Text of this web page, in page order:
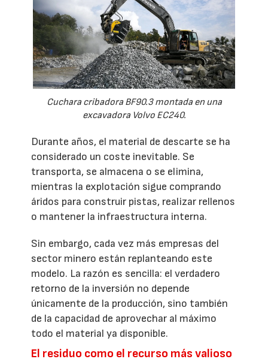
Cuchara cribadora BF90.3 montada en una
excavadora Volvo EC240.
Durante años, el material de descarte se ha
considerado un coste inevitable. Se
transporta, se almacena o se elimina,
mientras la explotación sigue comprando
áridos para construir pistas, realizar rellenos
o mantener la infraestructura interna.
Sin embargo, cada vez más empresas del
sector minero están replanteando este
modelo. La razón es sencilla: el verdadero
retorno de la inversión no depende
únicamente de la producción, sino también
de la capacidad de aprovechar al máximo
todo el material ya disponible.
El residuo como el recurso más valioso